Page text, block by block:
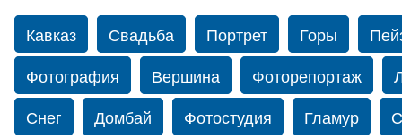
Кавказ Свадьба Портрет Горы
Фотография
Вершина Фоторепортаж
Снег
Домбай Фотостудия Гламур